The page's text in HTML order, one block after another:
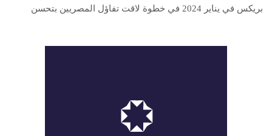
بريكس في يناير 2024 في خطوة لاقت تفاؤل ‏المصريين بتحسن